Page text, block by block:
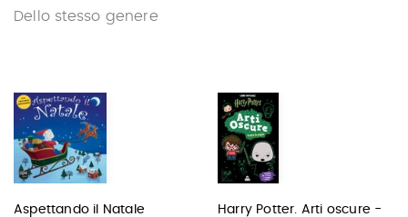
Dello stesso genere
Aspettando il Natale
Harry Potter. Arti oscure -